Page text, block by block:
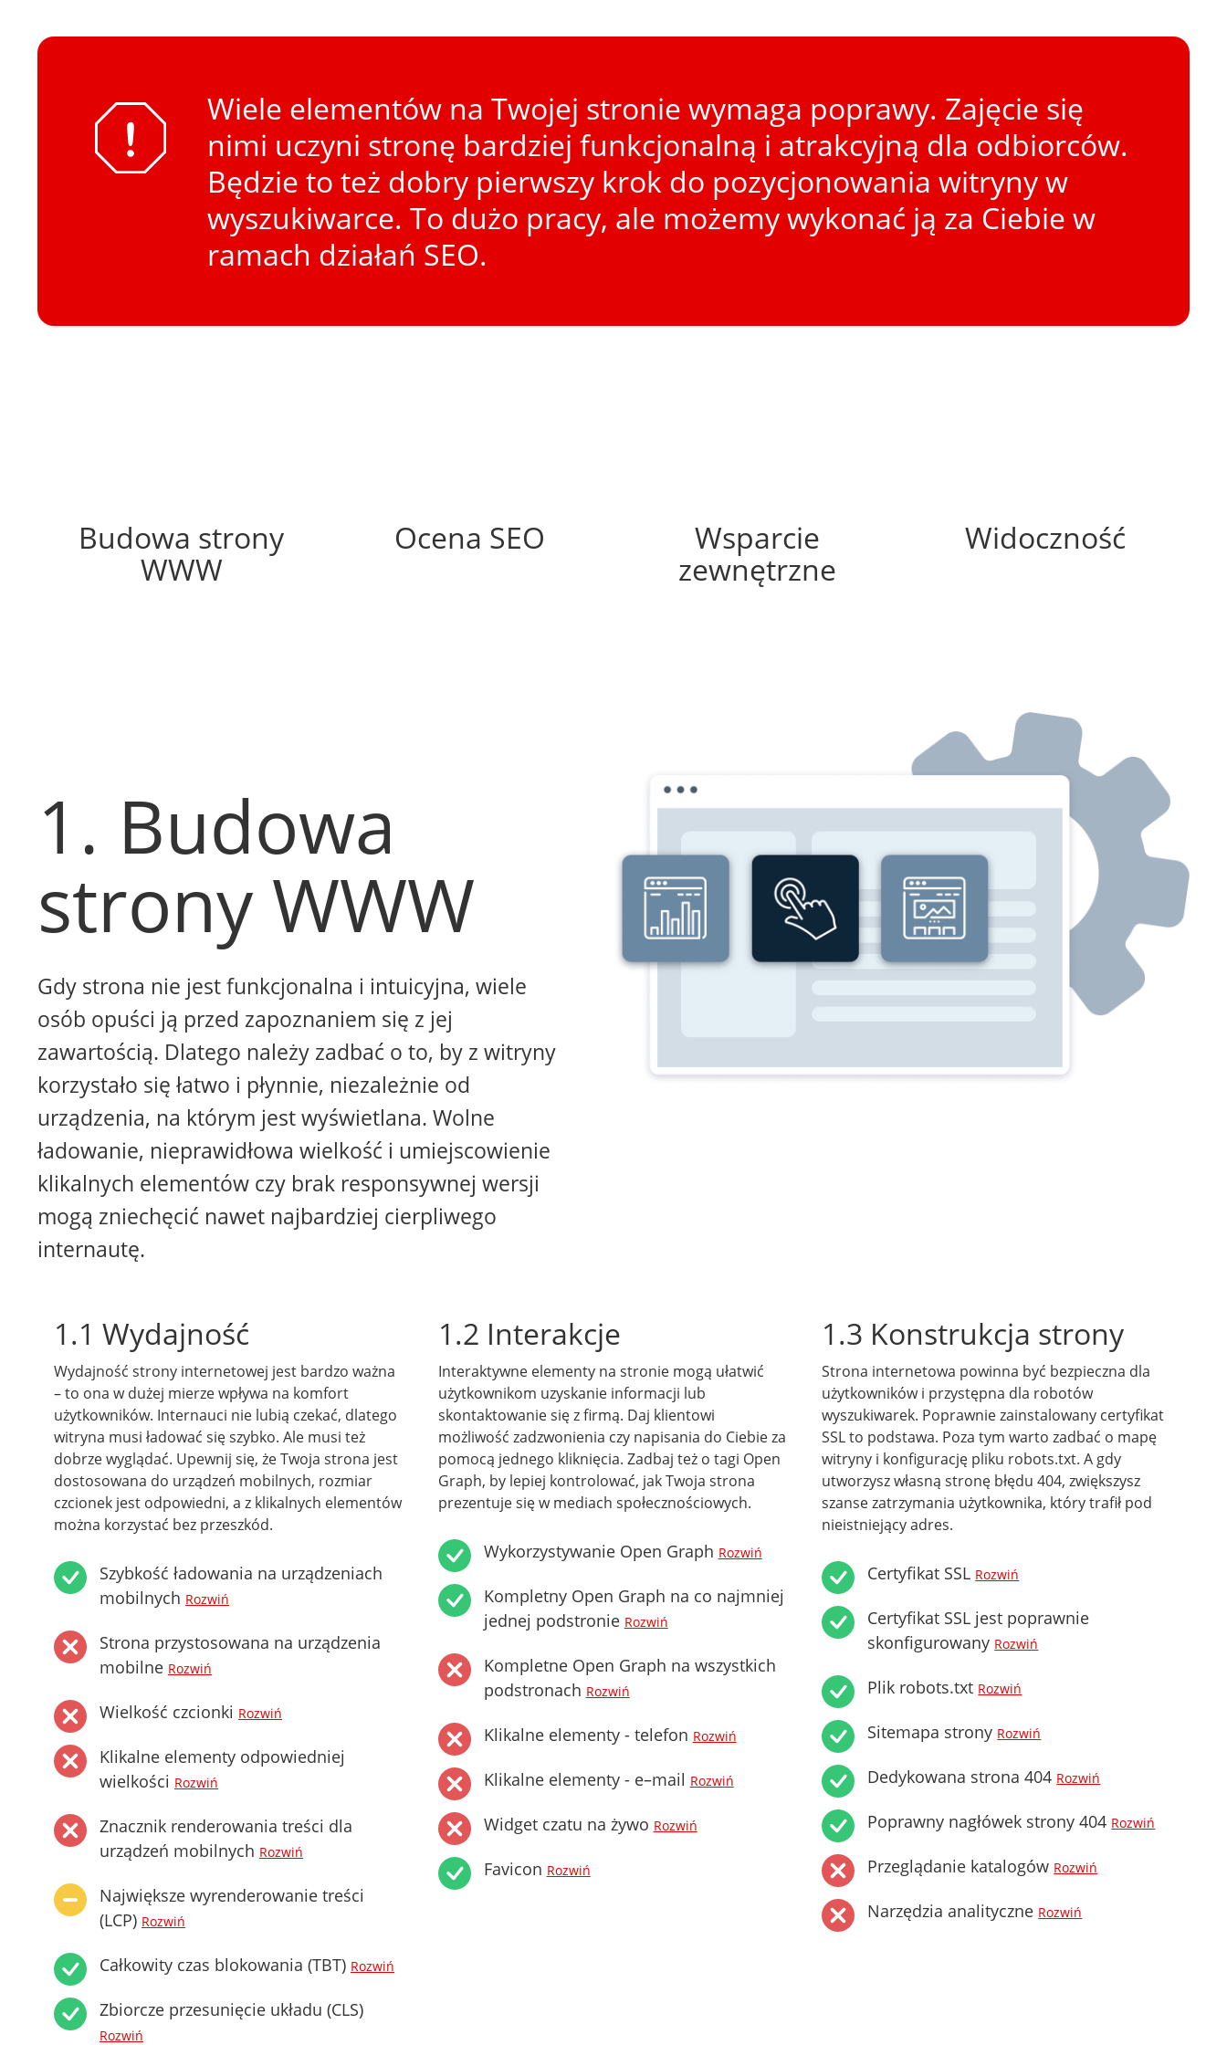
Wiele elementów na Twojej stronie wymaga poprawy. Zajęcie się
nimi uczyni stronę bardziej funkcjonalną i atrakcyjną dla odbiorców.
Będzie to też dobry pierwszy krok do pozycjonowania witryny w
wyszukiwarce. To dużo pracy, ale możemy wykonać ją za Ciebie w
ramach działań SEO.
Budowa strony
WWW
Ocena SEO
Wsparcie
zewnętrzne
Widoczność
1. Budowa
strony WWW
Gdy strona nie jest funkcjonalna i intuicyjna, wiele
osób opuści ją przed zapoznaniem się z jej
zawartością. Dlatego należy zadbać o to, by z witryny
korzystało się łatwo i płynnie, niezależnie od
urządzenia, na którym jest wyświetlana. Wolne
ładowanie, nieprawidłowa wielkość i umiejscowienie
klikalnych elementów czy brak responsywnej wersji
mogą zniechęcić nawet najbardziej cierpliwego
internautę.
1.1 Wydajność
Wydajność strony internetowej jest bardzo ważna
– to ona w dużej mierze wpływa na komfort
użytkowników. Internauci nie lubią czekać, dlatego
witryna musi ładować się szybko. Ale musi też
dobrze wyglądać. Upewnij się, że Twoja strona jest
dostosowana do urządzeń mobilnych, rozmiar
czcionek jest odpowiedni, a z klikalnych elementów
można korzystać bez przeszkód.
Szybkość ładowania na urządzeniach
mobilnych Rozwiń
Strona przystosowana na urządzenia
mobilne Rozwiń
Wielkość czcionki Rozwiń
Klikalne elementy odpowiedniej
wielkości Rozwiń
Znacznik renderowania treści dla
urządzeń mobilnych Rozwiń
Największe wyrenderowanie treści
(LCP) Rozwiń
Całkowity czas blokowania (TBT) Rozwiń
Zbiorcze przesunięcie układu (CLS)
Rozwiń
1.2 Interakcje
Interaktywne elementy na stronie mogą ułatwić
użytkownikom uzyskanie informacji lub
skontaktowanie się z firmą. Daj klientowi
możliwość zadzwonienia czy napisania do Ciebie za
pomocą jednego kliknięcia. Zadbaj też o tagi Open
Graph, by lepiej kontrolować, jak Twoja strona
prezentuje się w mediach społecznościowych.
Wykorzystywanie Open Graph Rozwiń
Kompletny Open Graph na co najmniej
jednej podstronie Rozwiń
Kompletne Open Graph na wszystkich
podstronach Rozwiń
Klikalne elementy - telefon Rozwiń
Klikalne elementy - e–mail Rozwiń
Widget czatu na żywo Rozwiń
Favicon Rozwiń
1.3 Konstrukcja strony
Strona internetowa powinna być bezpieczna dla
użytkowników i przystępna dla robotów
wyszukiwarek. Poprawnie zainstalowany certyfikat
SSL to podstawa. Poza tym warto zadbać o mapę
witryny i konfigurację pliku robots.txt. A gdy
utworzysz własną stronę błędu 404, zwiększysz
szanse zatrzymania użytkownika, który trafił pod
nieistniejący adres.
Certyfikat SSL Rozwiń
Certyfikat SSL jest poprawnie
skonfigurowany Rozwiń
Plik robots.txt Rozwiń
Sitemapa strony Rozwiń
Dedykowana strona 404 Rozwiń
Poprawny nagłówek strony 404 Rozwiń
Przeglądanie katalogów Rozwiń
Narzędzia analityczne Rozwiń